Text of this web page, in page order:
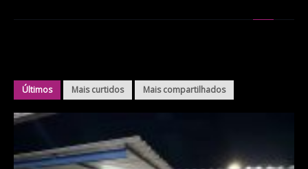
Últimos Mais curtidos Mais compartilhados